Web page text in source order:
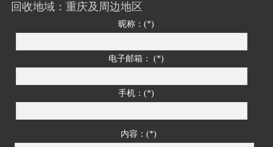
回收地域：重庆及周边地区
昵称：(*)
电子邮箱： (*)
手机：(*)
内容：(*)